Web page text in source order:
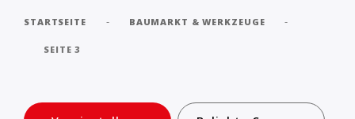
STARTSEITE - BAUMARKT & WERKZEUGE -
SEITE 3